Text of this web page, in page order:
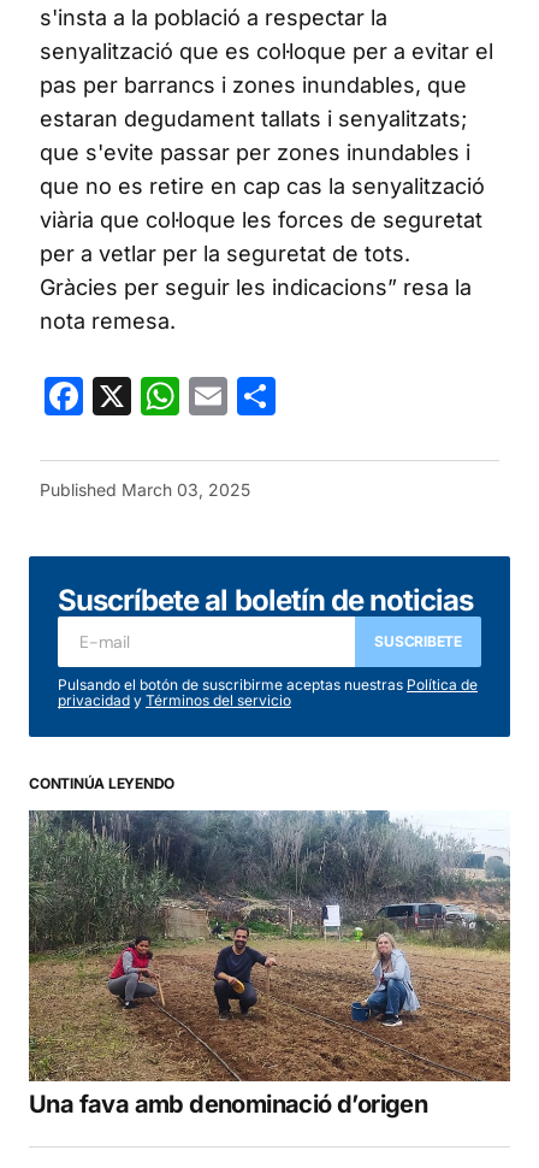
s'insta a la població a respectar la
senyalització que es col·loque per a evitar el
pas per barrancs i zones inundables, que
estaran degudament tallats i senyalitzats;
que s'evite passar per zones inundables i
que no es retire en cap cas la senyalització
viària que col·loque les forces de seguretat
per a vetlar per la seguretat de tots.
Gràcies per seguir les indicacions” resa la
nota remesa.
Facebook
X WhatsApp
Email
Published March 03, 2025
Suscríbete al boletín de noticias
SUSCRIBETE
Pulsando el botón de suscribirme aceptas nuestras Política de
privacidad y Términos del servicio
CONTINÚA LEYENDO
Una fava amb denominació d’origen